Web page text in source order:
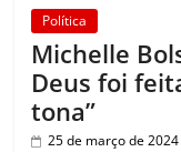
Política
Michelle
Deus foi
tona”
25 de março de 2024